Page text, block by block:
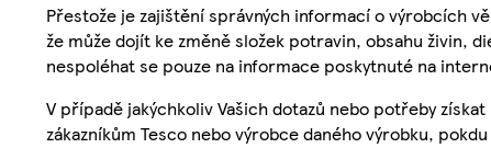
Přestože je zajištění správných informací o výrobcích
že může dojít ke změně složek potravin, obsahu živin,
nespoléhat se pouze na informace poskytnuté na
V případě jakýchkoliv Vašich dotazů nebo potřeby
zákazníkům Tesco nebo výrobce daného výrobku,